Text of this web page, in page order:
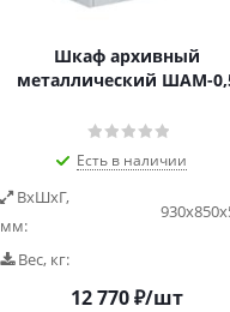
Шкаф архивный
металлический ШАМ-
Есть в наличии
ВxШxГ,
мм:
Вес, кг:
12 770₽/шт